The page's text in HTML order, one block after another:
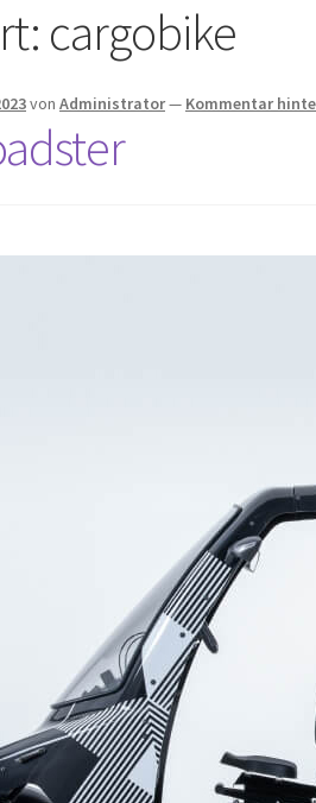
cargobike
vonAdministrator— Kommentar